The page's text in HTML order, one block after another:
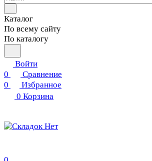
Каталог
По всему сайту
По каталогу
Войти
0
Сравнение
0
Избранное
0 Корзина